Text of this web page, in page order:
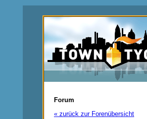
Forum
« zurück zur Forenübersicht